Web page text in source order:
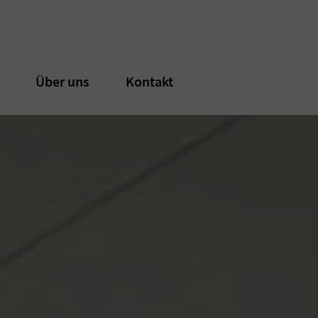
Über uns Kontakt
Über uns Kontakt